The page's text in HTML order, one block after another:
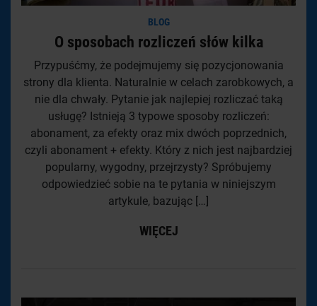
BLOG
O sposobach rozliczeń słów kilka
Przypuśćmy, że podejmujemy się pozycjonowania
strony dla klienta. Naturalnie w celach zarobkowych, a
nie dla chwały. Pytanie jak najlepiej rozliczać taką
usługę? Istnieją 3 typowe sposoby rozliczeń:
abonament, za efekty oraz mix dwóch poprzednich,
czyli abonament + efekty. Który z nich jest najbardziej
popularny, wygodny, przejrzysty? Spróbujemy
odpowiedzieć sobie na te pytania w niniejszym
artykule, bazując […]
WIĘCEJ